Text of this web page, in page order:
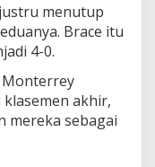
justru menutup
Brace itu
4-0.
akhir,
mereka sebagai